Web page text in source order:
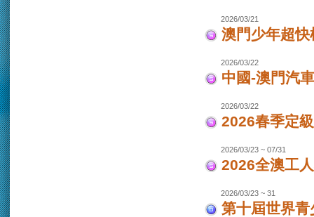
2026/03/21
澳門少年超快
2026/03/22
中國-澳門汽
2026/03/22
2026春季定
2026/03/23 ~ 07/31
2026全澳工
2026/03/23 ~ 31
第十屆世界